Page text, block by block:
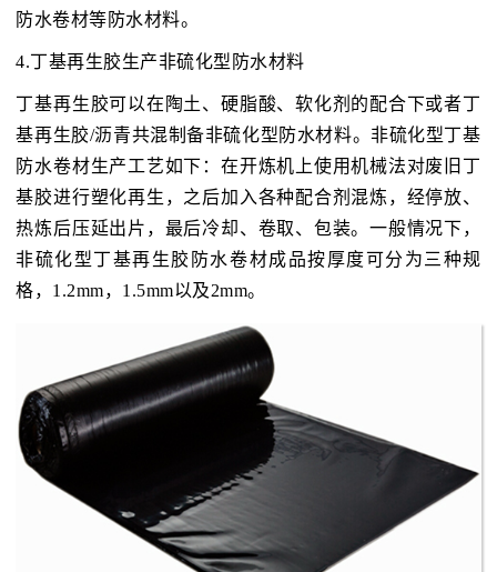
防水卷材等防水材料。
4.丁基再生胶生产非硫化型防水材料
丁基再生胶可以在陶土、硬脂酸、软化剂的配合下或者丁
基再生胶/沥青共混制备非硫化型防水材料。非硫化型丁基
防水卷材生产工艺如下：在开炼机上使用机械法对废旧丁
基胶进行塑化再生，之后加入各种配合剂混炼，经停放、
热炼后压延出片，最后冷却、卷取、包装。一般情况下，
非硫化型丁基再生胶防水卷材成品按厚度可分为三种规
格，1.2mm，1.5mm以及2mm。